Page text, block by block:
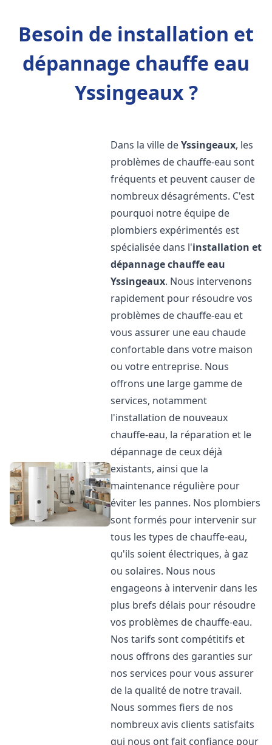
Besoin de installation et
dépannage chauffe eau
Yssingeaux ?
Dans la ville deYssingeaux, les
problèmes de chauffe-eau sont
fréquents et peuvent causer de
nombreux désagréments. C'est
pourquoi notre équipe de
plombiers expérimentés est
spécialisée dans l'installation et
dépannage chauffe eau
Yssingeaux. Nous intervenons
rapidement pour résoudre vos
problèmes de chauffe-eau et
vous assurer une eau chaude
confortable dans votre maison
ou votre entreprise. Nous
offrons une large gamme de
services, notamment
l'installation de nouveaux
chauffe-eau, la réparation et le
dépannage de ceux déjà
existants, ainsi que la
maintenance régulière pour
éviter les pannes. Nos plombiers
sont formés pour intervenir sur
tous les types de chauffe-eau,
qu'ils soient électriques, à gaz
ou solaires. Nous nous
engageons à intervenir dans les
plus brefs délais pour résoudre
vos problèmes de chauffe-eau.
Nos tarifs sont compétitifs et
nous offrons des garanties sur
nos services pour vous assurer
de la qualité de notre travail.
Nous sommes fiers de nos
nombreux avis clients satisfaits
qui nous ont fait confiance pour